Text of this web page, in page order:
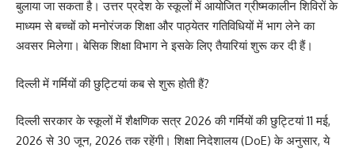
बुलाया जा सकता है। उत्तर प्रदेश के स्कूलों में आयोजित ग्रीष्मकालीन शिविरों के
माध्यम से बच्चों को मनोरंजक शिक्षा और पाठ्येतर गतिविधियों में भाग लेने का
अवसर मिलेगा। बेसिक शिक्षा विभाग ने इसके लिए तैयारियां शुरू कर दी हैं।
दिल्ली में गर्मियों की छुट्टियां कब से शुरू होती हैं?
दिल्ली सरकार के स्कूलों में शैक्षणिक सत्र 2026 की गर्मियों की छुट्टियां 11 मई,
2026 से 30 जून, 2026 तक रहेंगी। शिक्षा निदेशालय (DoE) के अनुसार, ये